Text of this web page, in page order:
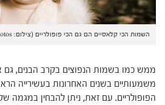
השמות הכי קלאסיים הם גם הכי פופולריים (צילום: depositphotos)
ממש כמו בשמות הנפוצים בקרב הבנים, גם
משמעותיים בשנים האחרונות בעשירייה
הפופולריים. עם זאת, ניתן להבחין במגמה